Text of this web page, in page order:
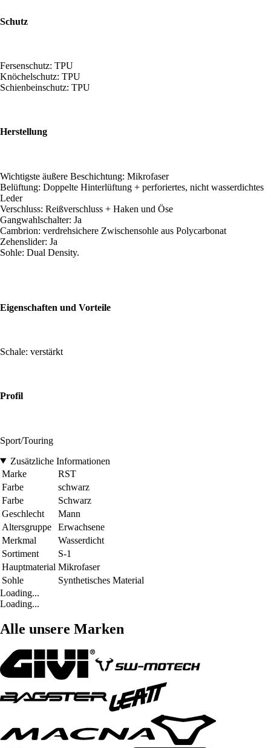
Schutz
Fersenschutz: TPU
Knöchelschutz: TPU
Schienbeinschutz: TPU
Herstellung
Wichtigste äußere Beschichtung: Mikrofaser
Belüftung: Doppelte Hinterlüftung + perforiertes, nicht wasserdichtes
Leder
Verschluss: Reißverschluss + Haken und Öse
Gangwahlschalter: Ja
Cambrion: verdrehsichere Zwischensohle aus Polycarbonat
Zehenslider: Ja
Sohle: Dual Density.
Eigenschaften und Vorteile
Schale: verstärkt
Profil
Sport/Touring
Zusätzliche Informationen
Marke
RST
Farbe
schwarz
Farbe
Schwarz
Geschlecht
Mann
Altersgruppe
Erwachsene
Merkmal
Wasserdicht
Sortiment
S-1
Hauptmaterial Mikrofaser
Sohle
Synthetisches Material
Loading...
Loading...
Alle unsere Marken